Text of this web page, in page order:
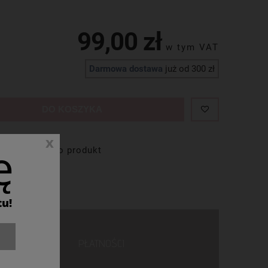
99,00 zł
Darmowa dostawa już od 300 zł
zapytaj o produkt
x